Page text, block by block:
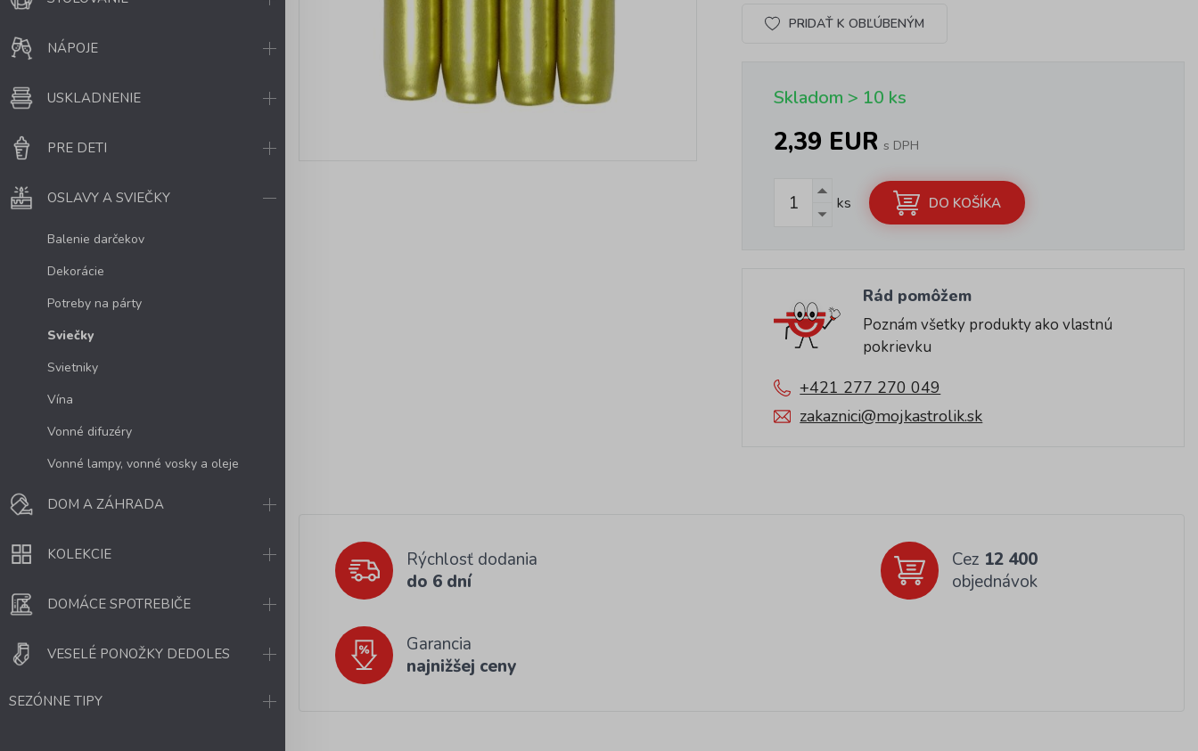
NÁPOJE
USKLADNENIE
PRE DETI
OSLAVY A SVIEČKY
Balenie darčekov
Dekorácie
Potreby na párty
Sviečky
Svietniky
Vína
Vonné difuzéry
Vonné lampy, vonné vosky a oleje
DOM A ZÁHRADA
KOLEKCIE
DOMÁCE SPOTREBIČE
VESELÉ PONOŽKY DEDOLES
SEZÓNNE TIPY
PRIDAŤ K OBĽÚBENÝM
Skladom > 10 ks
2,39 EUR s DPH
ks DO KOŠÍKA
Rád pomôžem
Poznám všetky produkty ako vlastnú
pokrievku
+421 277 270 049
zakaznici@mojkastrolik.sk
Rýchlosť dodania
do 6 dní
Cez 12 400
objednávok
Garancia
najnižšej ceny